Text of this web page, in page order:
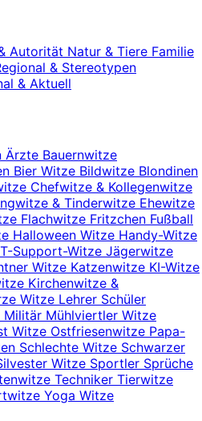
Autorität Natur & Tiere Familie
& Stereotypen
& Aktuell
Ärzte Bauernwitze
Bier Witze Bildwitze Blondinen
Chefwitze & Kollegenwitze
& Tinderwitze Ehewitze
Flachwitze Fritzchen Fußball
Halloween Witze Handy-Witze
Support-Witze Jägerwitze
Witze Katzenwitze KI-Witze
Kirchenwitze &
Witze Lehrer Schüler
Militär Mühlviertler Witze
Witze Ostfriesenwitze Papa-
Schlechte Witze Schwarzer
Witze Sportler Sprüche
Techniker Tierwitze
Yoga Witze